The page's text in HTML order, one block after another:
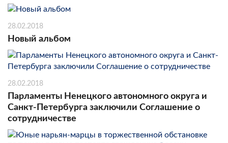
28.02.2018
Новый альбом
28.02.2018
Парламенты Ненецкого автономного округа и
Санкт-Петербурга заключили Соглашение о
сотрудничестве